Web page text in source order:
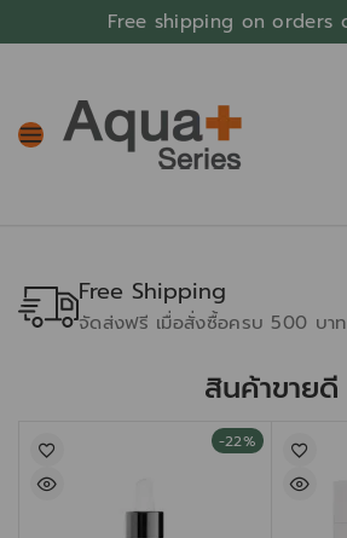
Free shipping on orders
Free Shipping
จัดส่งฟรี เมื่อสั่งซื้อครบ 500 บาท
สินค้าขายดี
-22%